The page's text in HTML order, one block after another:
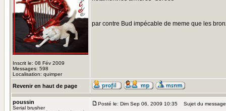
Inscrit le: 08 Fév 2009
Messages: 598
Localisation: quimper
par contre Bud impécable de meme que les
Revenir en haut de page
poussin
Serial brusher
Posté le: Dim Sep 06, 2009 10:35 Sujet du